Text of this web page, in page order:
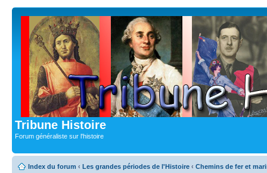
Tribune Histoire
Forum généraliste sur l'histoire
Index du forum ‹ Les grandes périodes de l'Histoire ‹ Chemins de fer et